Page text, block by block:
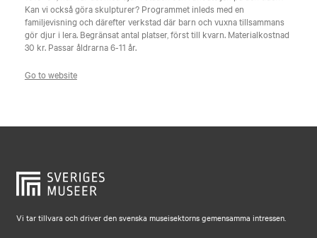
Kan vi också göra skulpturer? Programmet inleds med en
familjevisning och därefter verkstad där barn och vuxna tillsammans
gör djur i lera. Begränsat antal platser, först till kvarn. Materialkostnad
30 kr. Passar åldrarna 6-11 år.
Go to website
Vi tar tillvara och driver den svenska museisektorns gemensamma intressen.